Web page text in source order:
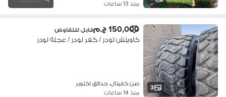
منذ 13 ساعات
3
150,000 ج.م قابل للتفاوض
كاويتش لودر / كفر لودر / عجلة لودر
صن كابيتال، حدائق اكتوبر
منذ 14 ساعات